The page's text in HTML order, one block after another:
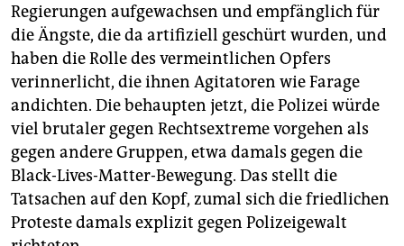
Regierungen aufgewachsen und empfänglich für
die Ängste, die da artifiziell geschürt wurden, und
haben die Rolle des vermeintlichen Opfers
verinnerlicht, die ihnen Agitatoren wie Farage
andichten. Die behaupten jetzt, die Polizei würde
viel brutaler gegen Rechts­extreme vorgehen als
gegen andere Gruppen, etwa damals gegen die
Black-Lives-Matter-Bewegung. Das stellt die
Tatsachen auf den Kopf, zumal sich die friedlichen
Proteste damals explizit gegen Polizeigewalt